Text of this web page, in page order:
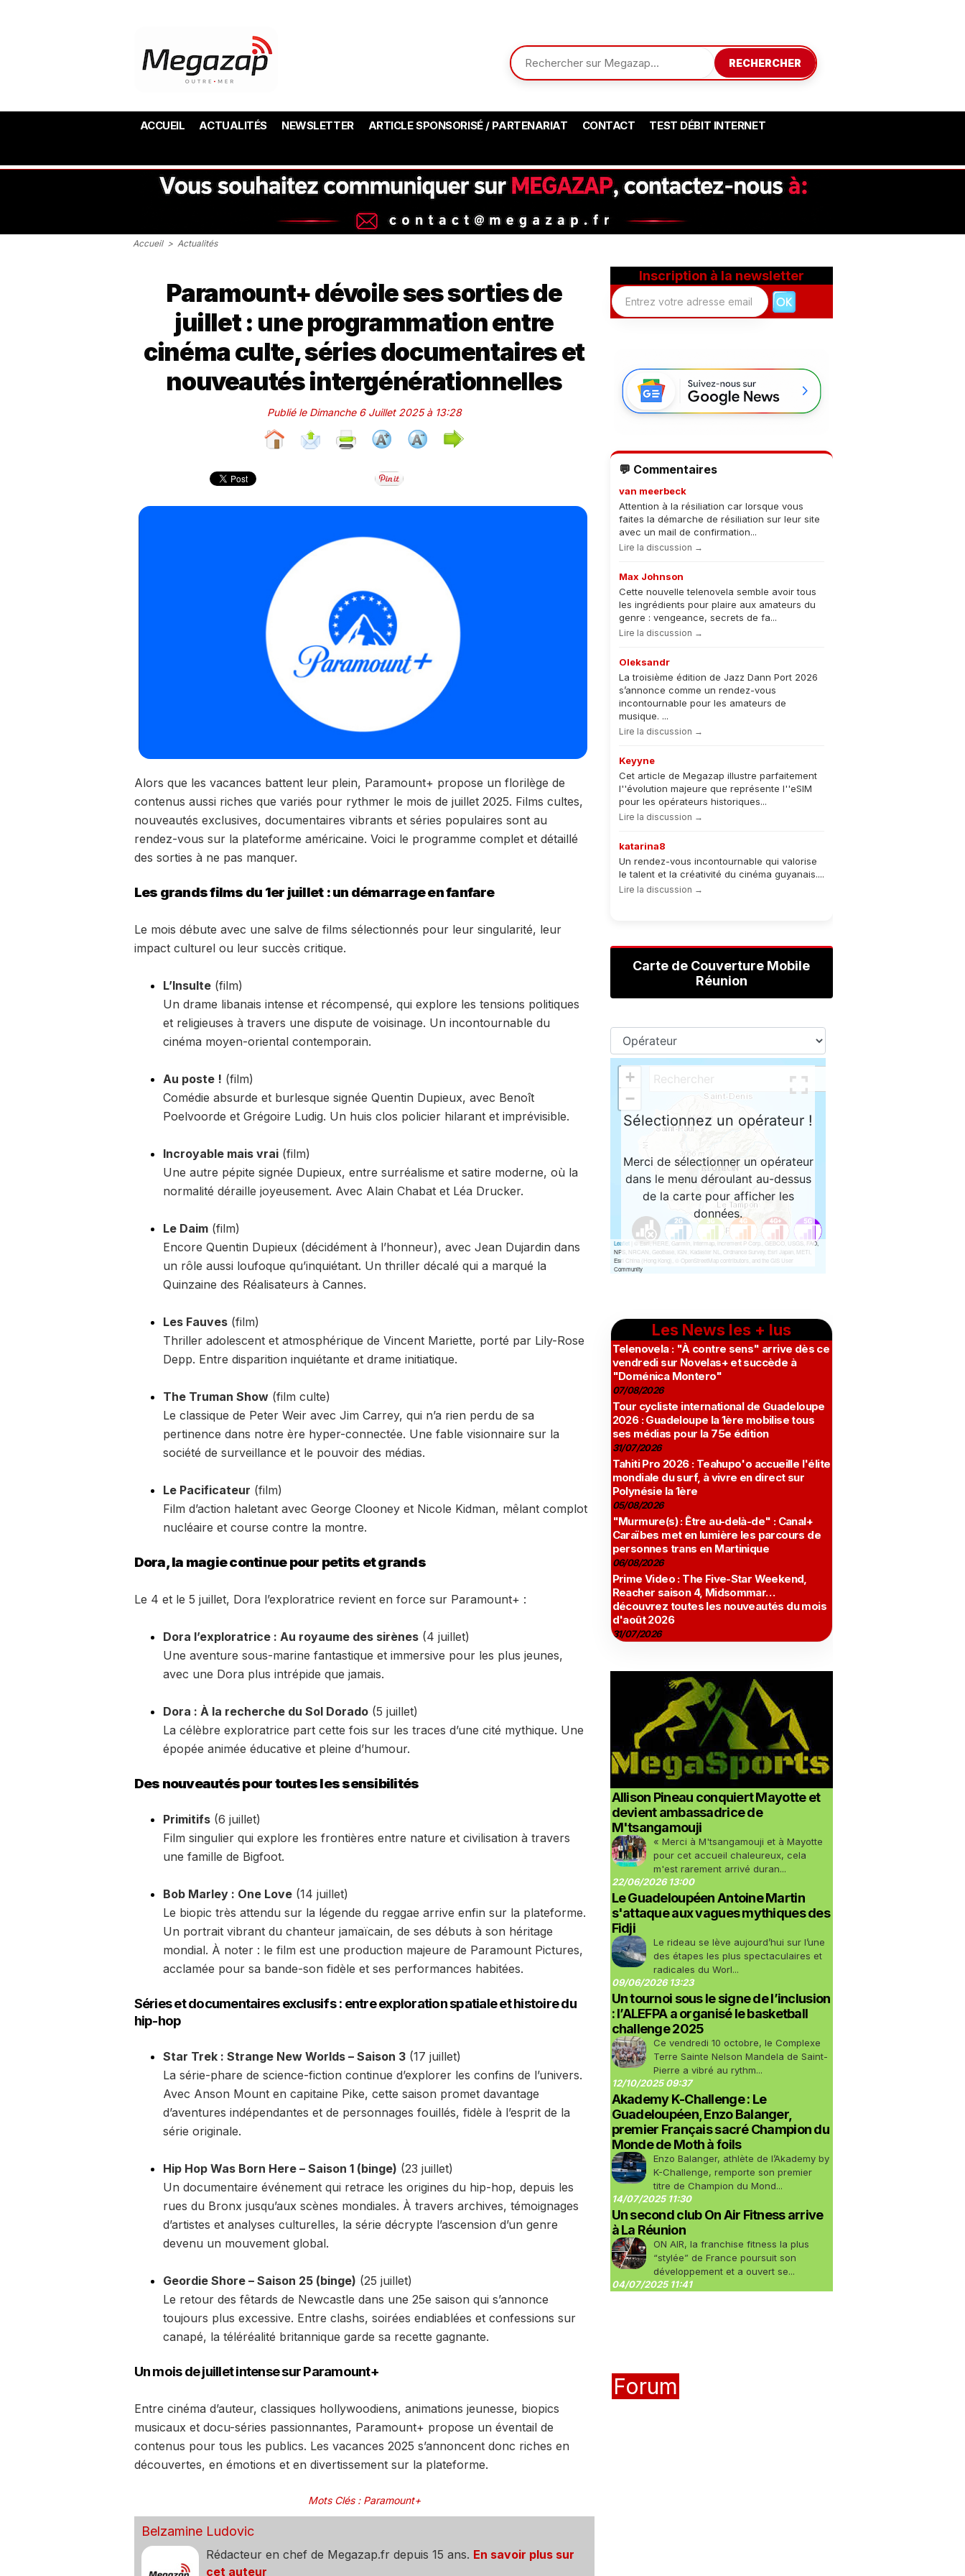
RECHERCHER
ACCUEIL ACTUALITÉS NEWSLETTER ARTICLE SPONSORISÉ / PARTENARIAT CONTACT TEST DÉBIT INTERNET
Accueil > Actualités
Paramount+ dévoile ses sorties de
juillet : une programmation entre
cinéma culte, séries documentaires et
nouveautés intergénérationnelles
Publié le Dimanche 6 Juillet 2025 à 13:28
Alors que les vacances battent leur plein, Paramount+ propose un florilège de
contenus aussi riches que variés pour rythmer le mois de juillet 2025. Films cultes,
nouveautés exclusives, documentaires vibrants et séries populaires sont au
rendez-vous sur la plateforme américaine. Voici le programme complet et détaillé
des sorties à ne pas manquer.
Les grands films du 1er juillet : un démarrage en fanfare
Le mois débute avec une salve de films sélectionnés pour leur singularité, leur
impact culturel ou leur succès critique.
L’Insulte(film)
Un drame libanais intense et récompensé, qui explore les tensions politiques
et religieuses à travers une dispute de voisinage. Un incontournable du
cinéma moyen-oriental contemporain.
Au poste ! (film)
Comédie absurde et burlesque signée Quentin Dupieux, avec Benoît
Poelvoorde et Grégoire Ludig. Un huis clos policier hilarant et imprévisible.
Incroyable mais vrai(film)
Une autre pépite signée Dupieux, entre surréalisme et satire moderne, où la
normalité déraille joyeusement. Avec Alain Chabat et Léa Drucker.
Le Daim(film)
Encore Quentin Dupieux (décidément à l’honneur), avec Jean Dujardin dans
un rôle aussi loufoque qu’inquiétant. Un thriller décalé qui a marqué la
Quinzaine des Réalisateurs à Cannes.
Les Fauves(film)
Thriller adolescent et atmosphérique de Vincent Mariette, porté par Lily-Rose
Depp. Entre disparition inquiétante et drame initiatique.
The Truman Show(film culte)
Le classique de Peter Weir avec Jim Carrey, qui n’a rien perdu de sa
pertinence dans notre ère hyper-connectée. Une fable visionnaire sur la
société de surveillance et le pouvoir des médias.
Le Pacificateur (film)
Film d’action haletant avec George Clooney et Nicole Kidman, mêlant complot
nucléaire et course contre la montre.
Dora, la magie continue pour petits et grands
Le 4 et le 5 juillet, Dora l’exploratrice revient en force sur Paramount+ :
Dora l’exploratrice : Au royaume des sirènes(4 juillet)
Une aventure sous-marine fantastique et immersive pour les plus jeunes,
avec une Dora plus intrépide que jamais.
Dora : À la recherche du Sol Dorado(5 juillet)
La célèbre exploratrice part cette fois sur les traces d’une cité mythique. Une
épopée animée éducative et pleine d’humour.
Des nouveautés pour toutes les sensibilités
Primitifs(6 juillet)
Film singulier qui explore les frontières entre nature et civilisation à travers
une famille de Bigfoot.
Bob Marley : One Love(14 juillet)
Le biopic très attendu sur la légende du reggae arrive enfin sur la plateforme.
Un portrait vibrant du chanteur jamaïcain, de ses débuts à son héritage
mondial. À noter : le film est une production majeure de Paramount Pictures,
acclamée pour sa bande-son fidèle et ses performances habitées.
Séries et documentaires exclusifs : entre exploration spatiale et histoire du
hip-hop
Star Trek : Strange New Worlds – Saison 3(17 juillet)
La série-phare de science-fiction continue d’explorer les confins de l’univers.
Avec Anson Mount en capitaine Pike, cette saison promet davantage
d’aventures indépendantes et de personnages fouillés, fidèle à l’esprit de la
série originale.
Hip Hop Was Born Here – Saison 1 (binge) (23 juillet)
Un documentaire événement qui retrace les origines du hip-hop, depuis les
rues du Bronx jusqu’aux scènes mondiales. À travers archives, témoignages
d’artistes et analyses culturelles, la série décrypte l’ascension d’un genre
devenu un mouvement global.
Geordie Shore – Saison 25 (binge) (25 juillet)
Le retour des fêtards de Newcastle dans une 25e saison qui s’annonce
toujours plus excessive. Entre clashs, soirées endiablées et confessions sur
canapé, la téléréalité britannique garde sa recette gagnante.
Un mois de juillet intense sur Paramount+
Entre cinéma d’auteur, classiques hollywoodiens, animations jeunesse, biopics
musicaux et docu-séries passionnantes, Paramount+ propose un éventail de
contenus pour tous les publics. Les vacances 2025 s’annoncent donc riches en
découvertes, en émotions et en divertissement sur la plateforme.
Mots Clés: Paramount+
Belzamine Ludovic
Rédacteur en chef de Megazap.fr depuis 15 ans. En savoir plus sur
cet auteur
Inscription à la newsletter
💬 Commentaires
van meerbeck
Attention à la résiliation car lorsque vous
faites la démarche de résiliation sur leur site
avec un mail de confirmation...
Lire la discussion →
Max Johnson
Cette nouvelle telenovela semble avoir tous
les ingrédients pour plaire aux amateurs du
genre : vengeance, secrets de fa...
Lire la discussion →
Oleksandr
La troisième édition de Jazz Dann Port 2026
s’annonce comme un rendez-vous
incontournable pour les amateurs de
musique. ...
Lire la discussion →
Keyyne
Cet article de Megazap illustre parfaitement
l''évolution majeure que représente l''eSIM
pour les opérateurs historiques...
Lire la discussion →
katarina8
Un rendez-vous incontournable qui valorise
le talent et la créativité du cinéma guyanais....
Lire la discussion →
Carte de Couverture Mobile
Réunion
Les News les + lus
Telenovela : "À contre sens" arrive dès ce
vendredi sur Novelas+ et succède à
"Doménica Montero"
07/08/2026
Tour cycliste international de Guadeloupe
2026 : Guadeloupe la 1ère mobilise tous
ses médias pour la 75e édition
31/07/2026
Tahiti Pro 2026 : Teahupo'o accueille l'élite
mondiale du surf, à vivre en direct sur
Polynésie la 1ère
05/08/2026
"Murmure(s) : Être au-delà-de" : Canal+
Caraïbes met en lumière les parcours de
personnes trans en Martinique
06/08/2026
Prime Video : The Five-Star Weekend,
Reacher saison 4, Midsommar…
découvrez toutes les nouveautés du mois
d'août 2026
31/07/2026
Allison Pineau conquiert Mayotte et
devient ambassadrice de
M'tsangamouji
« Merci à M'tsangamouji et à Mayotte
pour cet accueil chaleureux, cela
m'est rarement arrivé duran...
22/06/2026 13:00
Le Guadeloupéen Antoine Martin
s'attaque aux vagues mythiques des
Fidji
Le rideau se lève aujourd’hui sur l’une
des étapes les plus spectaculaires et
radicales du Worl...
09/06/2026 13:23
Un tournoi sous le signe de l’inclusion
: l’ALEFPA a organisé le basketball
challenge 2025
Ce vendredi 10 octobre, le Complexe
Terre Sainte Nelson Mandela de Saint-
Pierre a vibré au rythm...
12/10/2025 09:37
Akademy K-Challenge : Le
Guadeloupéen, Enzo Balanger,
premier Français sacré Champion du
Monde de Moth à foils
Enzo Balanger, athlète de l’Akademy by
K-Challenge, remporte son premier
titre de Champion du Mond...
14/07/2025 11:30
Un second club On Air Fitness arrive
à La Réunion
ON AIR, la franchise fitness la plus
“stylée” de France poursuit son
développement et a ouvert se...
04/07/2025 11:41
Forum